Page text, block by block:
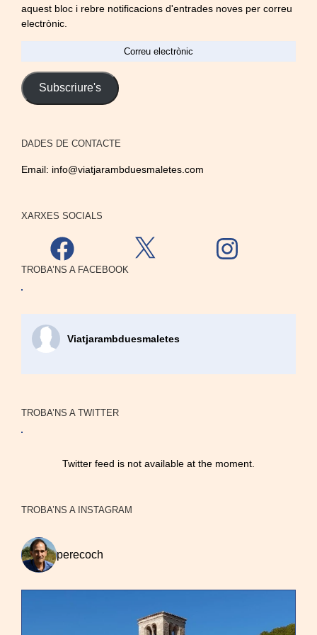
aquest bloc i rebre notificacions d'entrades noves per correu
electrònic.
Subscriure's
DADES DE CONTACTE
Email: info@viatjarambduesmaletes.com
XARXES SOCIALS
Facebook
TROBA’NS A FACEBOOK
Viatjarambduesmaletes
TROBA’NS A TWITTER
Twitter feed is not available at the moment.
TROBA’NS A INSTAGRAM
perecoch